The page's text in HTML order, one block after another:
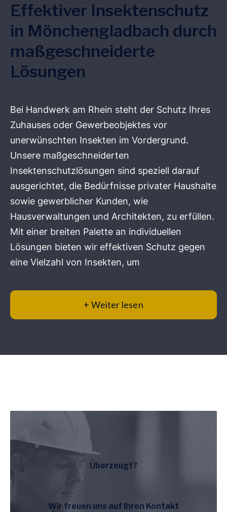
Effektiver Insektenschutz
in Mönchengladbach durch
maßgeschneiderte
Lösungen
Bei Handwerk am Rhein steht der Schutz Ihres
Zuhauses oder Gewerbeobjektes vor
unerwünschten Insekten im Vordergrund.
Unsere maßgeschneiderten
Insektenschutzlösungen sind speziell darauf
ausgerichtet, die Bedürfnisse privater Haushalte
sowie gewerblicher Kunden, wie
Hausverwaltungen und Architekten, zu erfüllen.
Mit einer breiten Palette an individuellen
Lösungen bieten wir effektiven Schutz gegen
eine Vielzahl von Insekten, um
+ Weiter lesen
Überzeugt?
Wir freuen uns auf Ihren Kontakt